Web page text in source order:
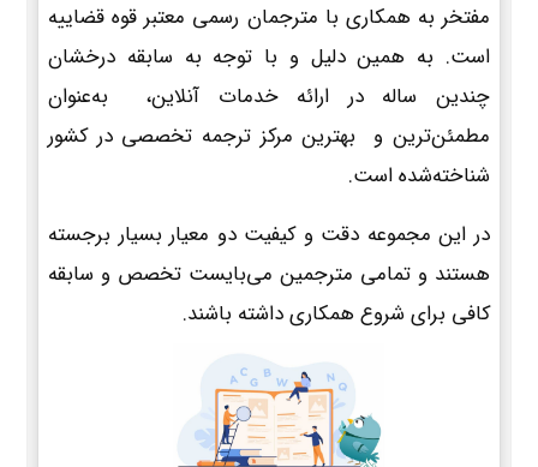
مفتخر به همکاری با مترجمان رسمی معتبر قوه قضاییه
است. به همین دلیل و با توجه به سابقه درخشان
چندین ساله در ارائه خدمات آنلاین، به‌عنوان
مطمئن‌ترین و بهترین مرکز ترجمه تخصصی در کشور
شناخته‌شده است.
در این مجموعه دقت و کیفیت دو معیار بسیار برجسته
هستند و تمامی مترجمین می‌بایست تخصص و سابقه
کافی برای شروع همکاری داشته باشند.